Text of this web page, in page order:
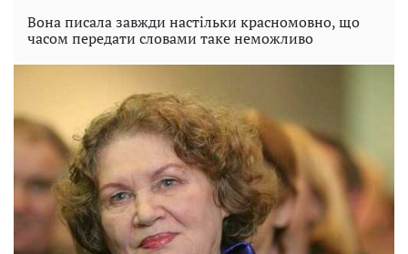
Вона писала завжди настільки красномовно, що
часом передати словами таке неможливо